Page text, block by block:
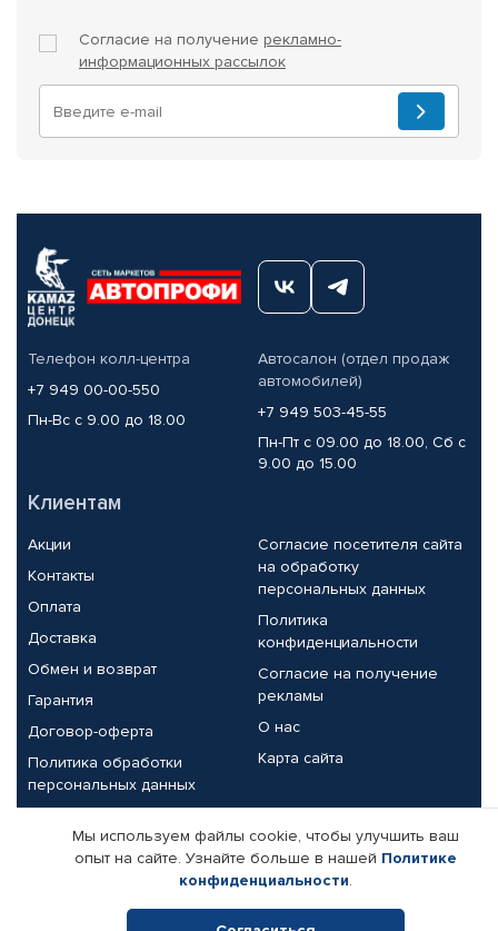
Согласие на получение рекламно-
информационных рассылок
Телефон колл-центра
+7 949 00-00-550
Пн-Вс с 9.00 до 18.00
Автосалон (отдел продаж
автомобилей)
+7 949 503-45-55
Пн-Пт с 09.00 до 18.00, Сб с
9.00 до 15.00
Клиентам
Акции
Контакты
Оплата
Доставка
Обмен и возврат
Гарантия
Договор-оферта
Политика обработки
персональных данных
Согласие посетителя сайта
на обработку
персональных данных
Политика
конфиденциальности
Согласие на получение
рекламы
О нас
Карта сайта
Партнерам
Корпоративным клиентам
Поставщикам
Реквизиты компании
Мы используем файлы cookie, чтобы улучшить ваш
опыт на сайте. Узнайте больше в нашей Политике
конфиденциальности.